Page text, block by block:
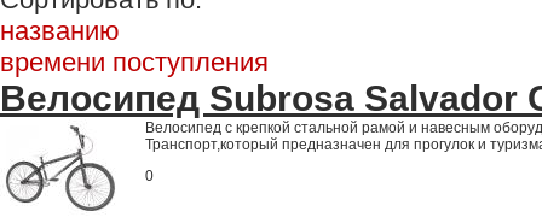
названию
времени поступления
Велосипед Subrosa Salvador
Велосипед с крепкой стальной рамой и навесным
Транспорт,который предназначен для прогулок и
0